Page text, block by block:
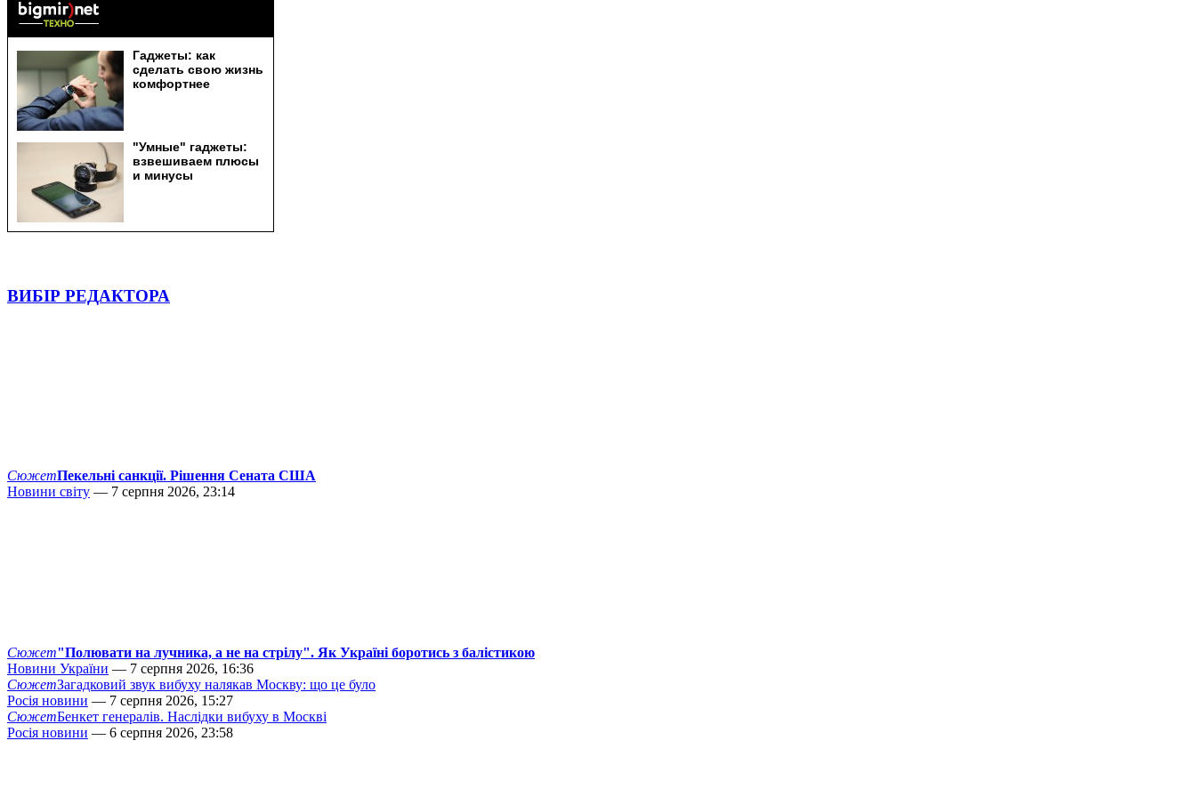
ВИБІР РЕДАКТОРА
СюжетПекельні санкції. Рішення Сената США
Новини світу — 7 серпня 2026, 23:14
Сюжет"Полювати на лучника, а не на стрілу". Як Україні боротись з балістикою
Новини України — 7 серпня 2026, 16:36
СюжетЗагадковий звук вибуху налякав Москву: що це було
Росія новини — 7 серпня 2026, 15:27
СюжетБенкет генералів. Наслідки вибуху в Москві
Росія новини — 6 серпня 2026, 23:58